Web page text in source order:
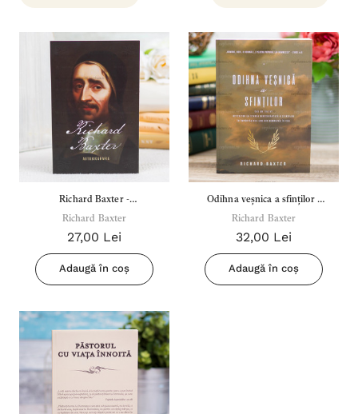
Inima Omului
Richard Baxter -
Autobiografie
Richard Baxter
27,00 Lei
Adaugă în coș
Odihna veșnica a sfinților -
Richard Baxter
Richard Baxter
32,00 Lei
Adaugă în coș